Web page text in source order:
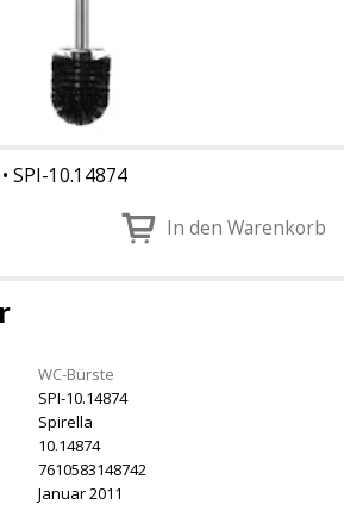
• SPI-10.14874
In den Warenkorb
WC-Bürste
SPI-10.14874
Spirella
10.14874
7610583148742
Januar 2011